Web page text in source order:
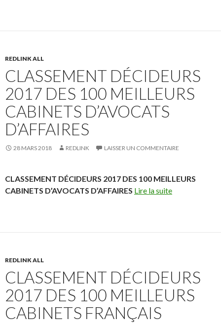
REDLINK ALL
CLASSEMENT DÉCIDEURS
2017 DES 100 MEILLEURS
CABINETS D’AVOCATS
D’AFFAIRES
28 MARS 2018 REDLINK LAISSER UN COMMENTAIRE
CLASSEMENT DÉCIDEURS 2017 DES 100 MEILLEURS
CABINETS D’AVOCATS D’AFFAIRES Lire la suite
REDLINK ALL
CLASSEMENT DÉCIDEURS
2017 DES 100 MEILLEURS
CABINETS FRANÇAIS